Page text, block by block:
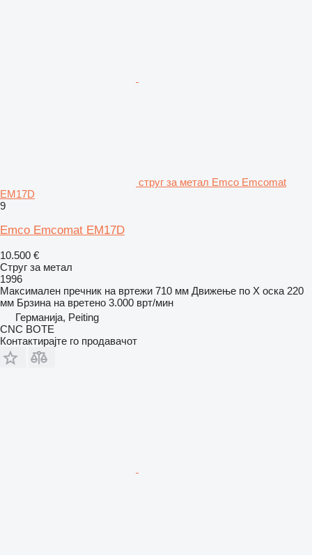
струг за метал Emco Emcomat
EM17D
9
Emco Emcomat EM17D
10.500 €
Струг за метал
1996
Максимален пречник на вртежи 710 мм Движење по Х оска 220
мм Брзина на вретено 3.000 врт/мин
Германија, Peiting
CNC BOTE
Контактирајте го продавачот